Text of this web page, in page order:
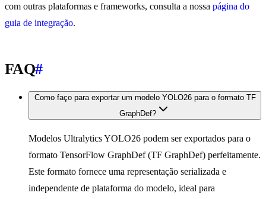
com outras plataformas e frameworks, consulta a nossa página do
guia de integração.
FAQ#
Como faço para exportar um modelo YOLO26 para o formato TF
GraphDef?
Modelos Ultralytics YOLO26 podem ser exportados para o
formato TensorFlow GraphDef (TF GraphDef) perfeitamente.
Este formato fornece uma representação serializada e
independente de plataforma do modelo, ideal para